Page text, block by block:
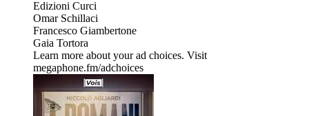
Edizioni Curci
Omar Schillaci
Francesco Giambertone
Gaia Tortora
Learn more about your ad choices. Visit
megaphone.fm/adchoices